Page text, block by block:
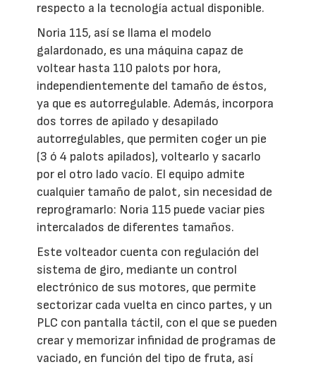
respecto a la tecnología actual disponible.
Noria 115, así se llama el modelo
galardonado, es una máquina capaz de
voltear hasta 110 palots por hora,
independientemente del tamaño de éstos,
ya que es autorregulable. Además, incorpora
dos torres de apilado y desapilado
autorregulables, que permiten coger un pie
(3 ó 4 palots apilados), voltearlo y sacarlo
por el otro lado vacío. El equipo admite
cualquier tamaño de palot, sin necesidad de
reprogramarlo: Noria 115 puede vaciar pies
intercalados de diferentes tamaños.
Este volteador cuenta con regulación del
sistema de giro, mediante un control
electrónico de sus motores, que permite
sectorizar cada vuelta en cinco partes, y un
PLC con pantalla táctil, con el que se pueden
crear y memorizar infinidad de programas de
vaciado, en función del tipo de fruta, así